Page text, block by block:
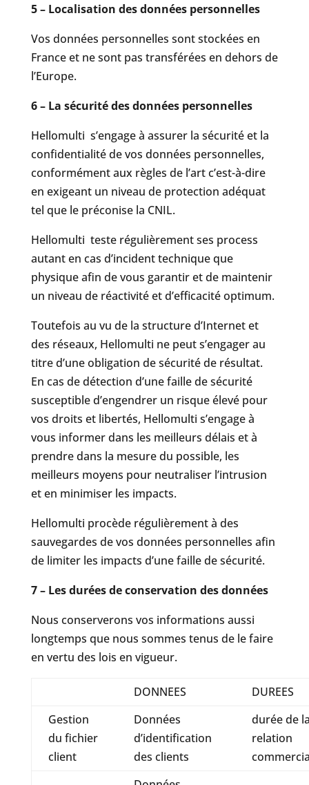
5 – Localisation des données personnelles
Vos données personnelles sont stockées en
France et ne sont pas transférées en dehors de
l’Europe.
6 – La sécurité des données personnelles
Hellomulti s’engage à assurer la sécurité et la
confidentialité de vos données personnelles,
conformément aux règles de l’art c’est-à-dire
en exigeant un niveau de protection adéquat
tel que le préconise la CNIL.
Hellomulti teste régulièrement ses process
autant en cas d’incident technique que
physique afin de vous garantir et de maintenir
un niveau de réactivité et d’efficacité optimum.
Toutefois au vu de la structure d’Internet et
des réseaux, Hellomulti ne peut s’engager au
titre d’une obligation de sécurité de résultat.
En cas de détection d’une faille de sécurité
susceptible d’engendrer un risque élevé pour
vos droits et libertés, Hellomulti s’engage à
vous informer dans les meilleurs délais et à
prendre dans la mesure du possible, les
meilleurs moyens pour neutraliser l’intrusion
et en minimiser les impacts.
Hellomulti procède régulièrement à des
sauvegardes de vos données personnelles afin
de limiter les impacts d’une faille de sécurité.
7 – Les durées de conservation des données
Nous conserverons vos informations aussi
longtemps que nous sommes tenus de le faire
en vertu des lois en vigueur.
DONNEES
DUREES
Gestion
du fichier
client
Données
d’identification
des clients
durée de
relation